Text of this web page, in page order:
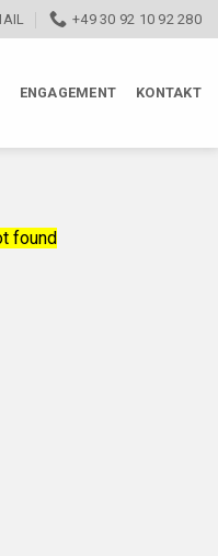
+49 30 92 10 92 280
ENGAGEMENT KONTAKT
found